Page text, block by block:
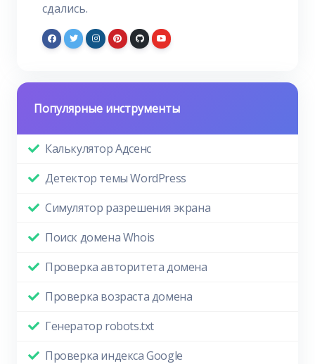
сдались.
Популярные инструменты
Калькулятор Адсенс
Детектор темы WordPress
Симулятор разрешения экрана
Поиск домена Whois
Проверка авторитета домена
Проверка возраста домена
Генератор robots.txt
Проверка индекса Google